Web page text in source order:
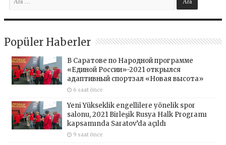
Popüler Haberler
В Саратове по Народной программе
«Единой России»-2021 открылся
адаптивный спортзал «Новая высота»
6 saat önce
Yeni Yükseklik engellilere yönelik spor
salonu, 2021 Birleşik Rusya Halk Programı
kapsamında Saratov’da açıldı
9 saat önce